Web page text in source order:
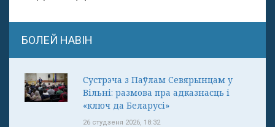
БОЛЕЙ НАВІН
Сустрэча з Паўлам Севярынцам у
Вільні: размова пра адказнасць і
«ключ да Беларусі»
26 студзеня 2026, 18:32